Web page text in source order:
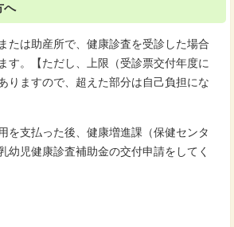
へ
たは助産所で、健康診査を受診した場合
す。【ただし、上限（受診票交付年度に
りますので、超えた部分は自己負担にな
を支払った後、健康増進課（保健センタ
幼児健康診査補助金の交付申請をしてく